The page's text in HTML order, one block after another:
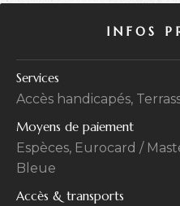
INFOS
Services
Accès handicapés,
Moyens de paiement
Espèces, Eurocard /
Bleue
Accès & transports